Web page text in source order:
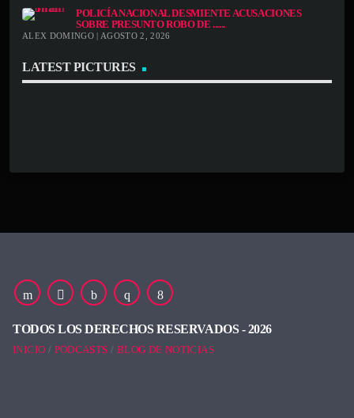
POLICÍA NACIONAL DESMIENTE ACUSACIONES
SOBRE PRESUNTO ROBO DE ......
ALEX DOMINGO | AGOSTO 2, 2026
LATEST PICTURES
TODOS LOS DERECHOS RESERVADOS - 2026
INICIO PODCASTS BLOG DE NOTICIAS